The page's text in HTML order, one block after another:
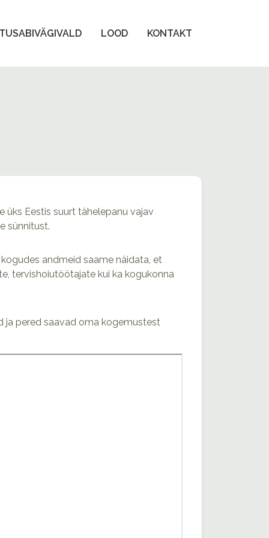
LOOD KONTAKT
üks Eestis suurt tähelepanu vajav
sünnitust.
andmeid saame näidata, et
tervishoiutöötajate kui ka kogukonna
ja pered saavad oma kogemustest